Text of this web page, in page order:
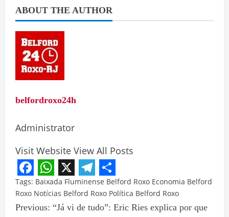
ABOUT THE AUTHOR
belfordroxo24h
Administrator
Visit Website View All Posts
Facebook
WhatsApp
X Telegram
Share
Tags: Baixada Fluminense Belford Roxo Economia Belford
Roxo Notícias Belford Roxo Política Belford Roxo
Previous: “Já vi de tudo”: Eric Ries explica por que